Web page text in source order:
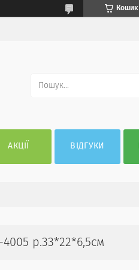
Кошик
АКЦІЇ ВІДГУКИ
р.33*22*6,5см